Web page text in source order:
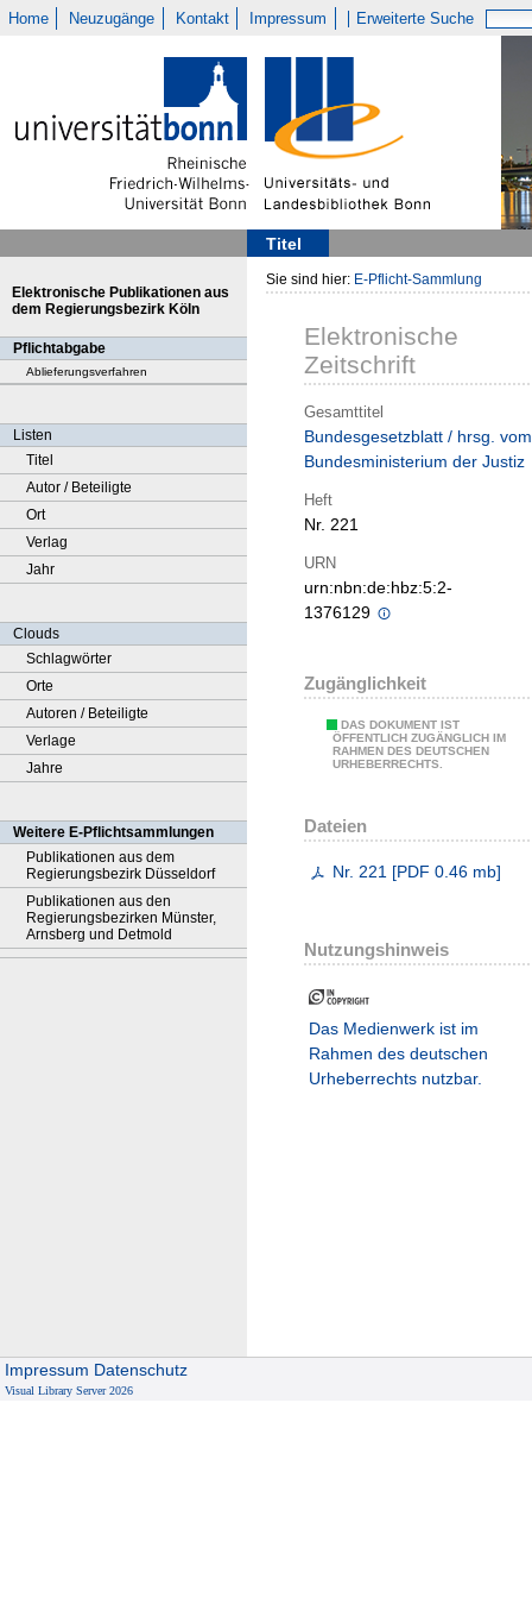
Home Neuzugänge Kontakt Impressum Erweiterte Suche
Titel
Elektronische Publikationen aus
dem Regierungsbezirk Köln
Pflichtabgabe
Ablieferungsverfahren
Listen
Titel
Autor / Beteiligte
Ort
Verlag
Jahr
Clouds
Schlagwörter
Orte
Autoren / Beteiligte
Verlage
Jahre
Weitere E-Pflichtsammlungen
Publikationen aus dem
Regierungsbezirk Düsseldorf
Publikationen aus den
Regierungsbezirken Münster,
Arnsberg und Detmold
Sie sind hier: E-Pflicht-Sammlung
Elektronische
Zeitschrift
Gesamttitel
Bundesgesetzblatt / hrsg. vom
Bundesministerium der Justiz
Heft
Nr. 221
URN
urn:nbn:de:hbz:5:2-
1376129
Zugänglichkeit
DAS DOKUMENT IST
ÖFFENTLICH ZUGÄNGLICH IM
RAHMEN DES DEUTSCHEN
URHEBERRECHTS.
Dateien
Nr. 221 [PDF 0.46 mb]
Nutzungshinweis
Das Medienwerk ist im
Rahmen des deutschen
Urheberrechts nutzbar.
Impressum Datenschutz
Visual Library Server 2026